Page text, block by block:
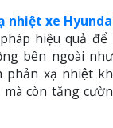
nhiệt xe
hiệu quả để
bên ngoài
phản xạ nhiệt
còn tăng